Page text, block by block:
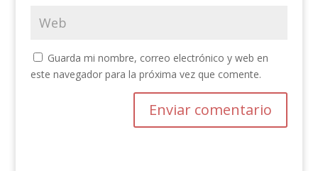
Guarda mi nombre, correo electrónico y web en
este navegador para la próxima vez que comente.